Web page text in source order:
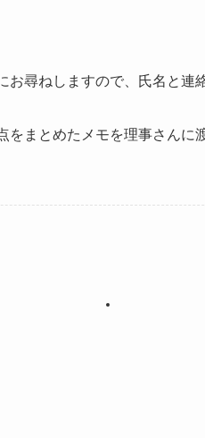
尋ねしますので、氏名と連
まとめたメモを理事さんに